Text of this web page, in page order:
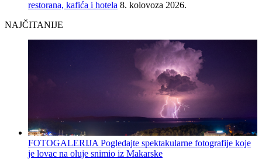
restorana, kafića i hotela 8. kolovoza 2026.
NAJČITANIJE
FOTOGALERIJA Pogledajte spektakularne fotografije koje
je lovac na oluje snimio iz Makarske